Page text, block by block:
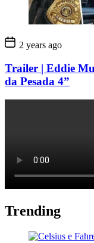
2 years ago
Trailer | Eddie
da Pesada 4”
Trending